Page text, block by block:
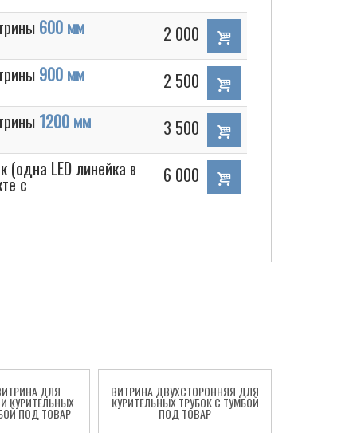
600 мм
2 000
900 мм
2 500
1200 мм
3 500
(одна LED линейка в
с 6 000
ДЛЯ
КУРИТЕЛЬНЫХ
ПОД ТОВАР
ВИТРИНА ДВУХСТОРОННЯЯ ДЛЯ
КУРИТЕЛЬНЫХ ТРУБОК С ТУМБОЙ
ПОД ТОВАР